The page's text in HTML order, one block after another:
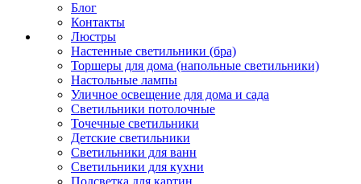
Блог
Контакты
Люстры
Настенные светильники (бра)
Торшеры для дома (напольные светильники)
Настольные лампы
Уличное освещение для дома и сада
Светильники потолочные
Точечные светильники
Детские светильники
Светильники для ванн
Светильники для кухни